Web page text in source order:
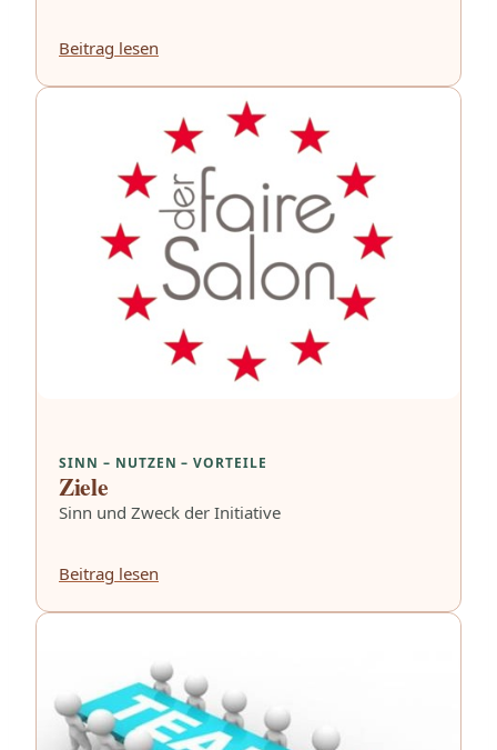
Beitrag lesen
SINN – NUTZEN – VORTEILE
Ziele
Sinn und Zweck der Initiative
Beitrag lesen